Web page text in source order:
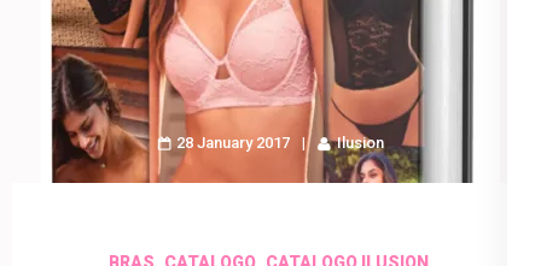
28 January 2017 Ilusion
BRAS, CATALOGO, CATALOGO ILUSION,